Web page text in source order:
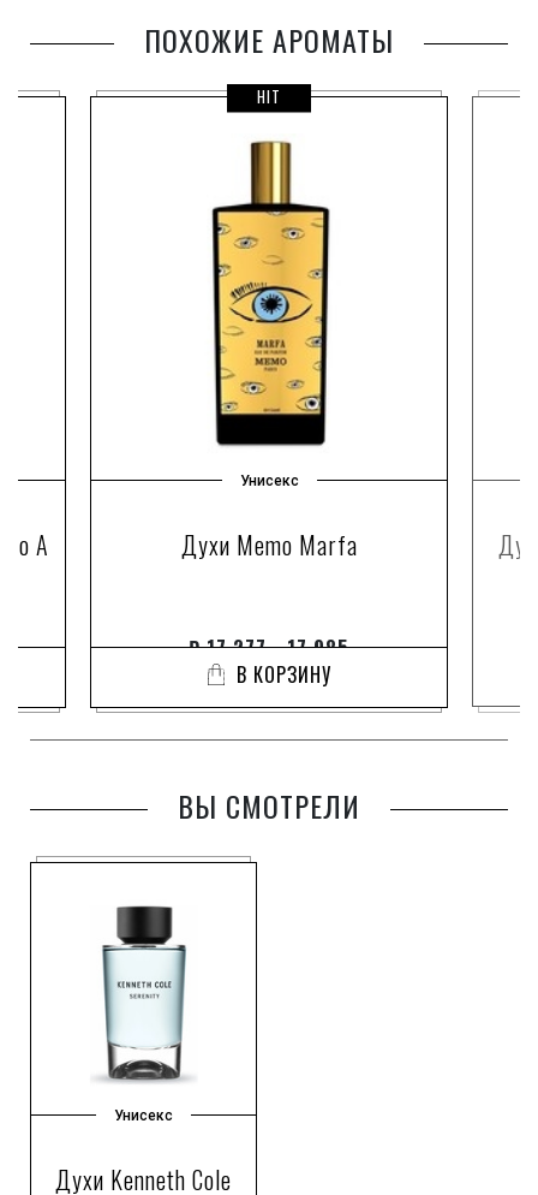
ПОХОЖИЕ АРОМАТЫ
A
HIT
Унисекс
Духи Memo Marfa
₽17 277 - 17 985
В КОРЗИНУ
ВЫ СМОТРЕЛИ
Унисекс
Духи Kenneth Cole